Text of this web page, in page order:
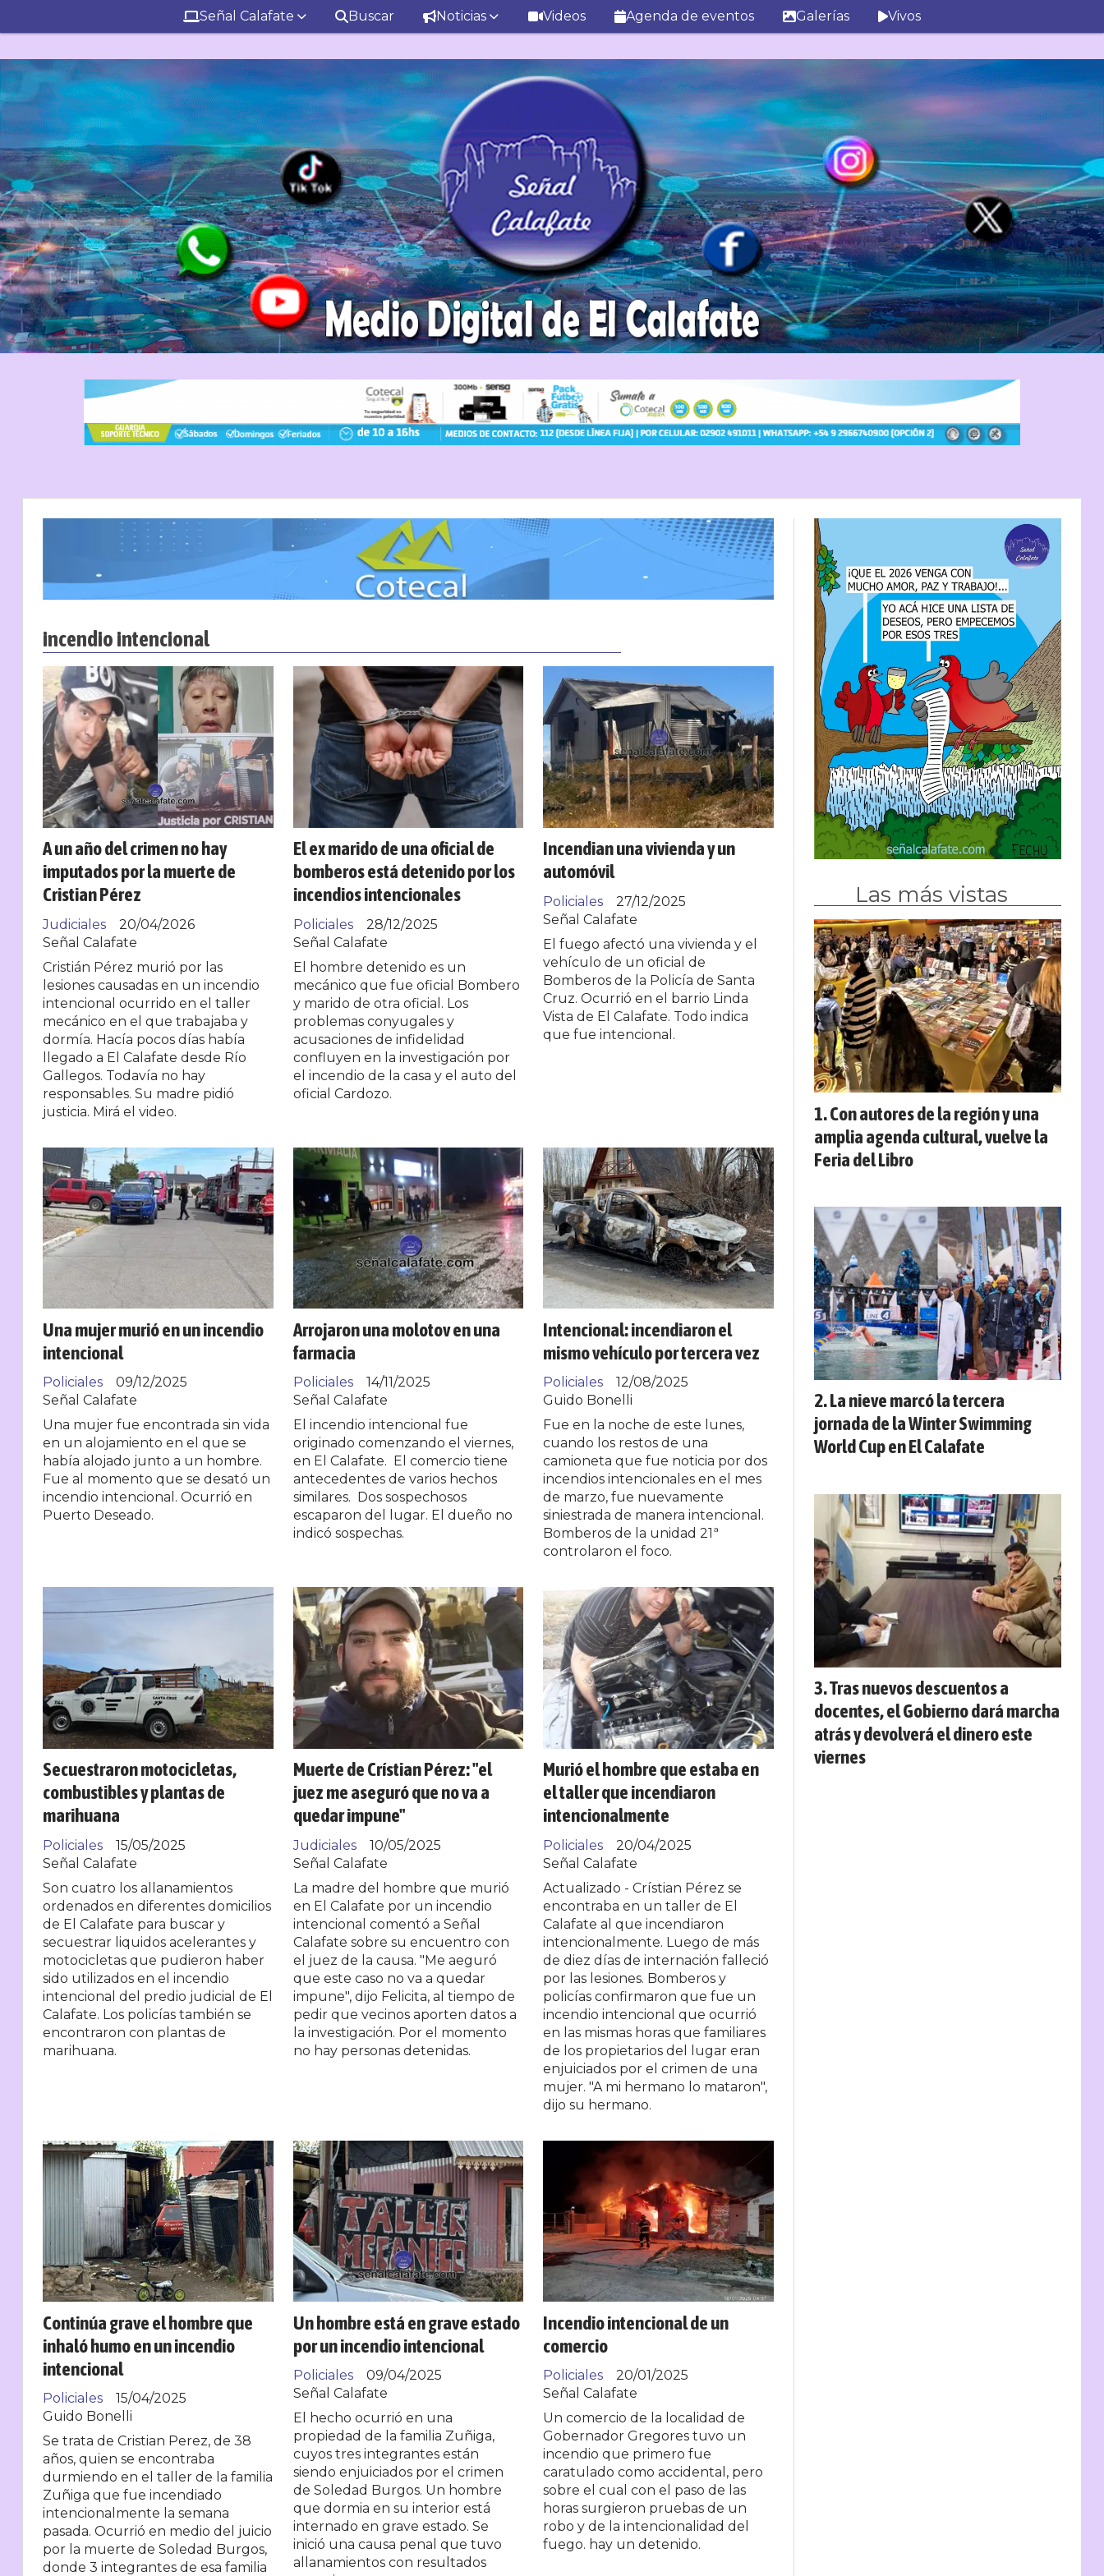
Señal Calafate Buscar Noticias Videos Agenda de eventos Galerías Vivos
incendio intencional
A un año del crimen no hay
imputados por la muerte de
Cristian Pérez
Señal Calafate
Judiciales 20/04/2026
Cristián Pérez murió por las
lesiones causadas en un incendio
intencional ocurrido en el taller
mecánico en el que trabajaba y
dormía. Hacía pocos días había
llegado a El Calafate desde Río
Gallegos. Todavía no hay
responsables. Su madre pidió
justicia. Mirá el video.
El ex marido de una oficial de
bomberos está detenido por los
incendios intencionales
Señal Calafate
Policiales 28/12/2025
El hombre detenido es un
mecánico que fue oficial Bombero
y marido de otra oficial. Los
problemas conyugales y
acusaciones de infidelidad
confluyen en la investigación por
el incendio de la casa y el auto del
oficial Cardozo.
Incendian una vivienda y un
automóvil
Señal Calafate
Policiales 27/12/2025
El fuego afectó una vivienda y el
vehículo de un oficial de
Bomberos de la Policía de Santa
Cruz. Ocurrió en el barrio Linda
Vista de El Calafate. Todo indica
que fue intencional.
Una mujer murió en un incendio
intencional
Señal Calafate
Policiales 09/12/2025
Una mujer fue encontrada sin vida
en un alojamiento en el que se
había alojado junto a un hombre.
Fue al momento que se desató un
incendio intencional. Ocurrió en
Puerto Deseado.
Arrojaron una molotov en una
farmacia
Señal Calafate
Policiales 14/11/2025
El incendio intencional fue
originado comenzando el viernes,
en El Calafate. El comercio tiene
antecedentes de varios hechos
similares. Dos sospechosos
escaparon del lugar. El dueño no
indicó sospechas.
Intencional: incendiaron el
mismo vehículo por tercera vez
Guido Bonelli
Policiales 12/08/2025
Fue en la noche de este lunes,
cuando los restos de una
camioneta que fue noticia por dos
incendios intencionales en el mes
de marzo, fue nuevamente
siniestrada de manera intencional.
Bomberos de la unidad 21ª
controlaron el foco.
Secuestraron motocicletas,
combustibles y plantas de
marihuana
Señal Calafate
Policiales 15/05/2025
Son cuatro los allanamientos
ordenados en diferentes domicilios
de El Calafate para buscar y
secuestrar liquidos acelerantes y
motocicletas que pudieron haber
sido utilizados en el incendio
intencional del predio judicial de El
Calafate. Los policías también se
encontraron con plantas de
marihuana.
Muerte de Crístian Pérez: "el
juez me aseguró que no va a
quedar impune"
Señal Calafate
Judiciales 10/05/2025
La madre del hombre que murió
en El Calafate por un incendio
intencional comentó a Señal
Calafate sobre su encuentro con
el juez de la causa. "Me aeguró
que este caso no va a quedar
impune", dijo Felicita, al tiempo de
pedir que vecinos aporten datos a
la investigación. Por el momento
no hay personas detenidas.
Murió el hombre que estaba en
el taller que incendiaron
intencionalmente
Señal Calafate
Policiales 20/04/2025
Actualizado - Crístian Pérez se
encontraba en un taller de El
Calafate al que incendiaron
intencionalmente. Luego de más
de diez días de internación falleció
por las lesiones. Bomberos y
policías confirmaron que fue un
incendio intencional que ocurrió
en las mismas horas que familiares
de los propietarios del lugar eran
enjuiciados por el crimen de una
mujer. "A mi hermano lo mataron",
dijo su hermano.
Continúa grave el hombre que
inhaló humo en un incendio
intencional
Guido Bonelli
Policiales 15/04/2025
Se trata de Cristian Perez, de 38
años, quien se encontraba
durmiendo en el taller de la familia
Zuñiga que fue incendiado
intencionalmente la semana
pasada. Ocurrió en medio del juicio
por la muerte de Soledad Burgos,
donde 3 integrantes de esa familia
Un hombre está en grave estado
por un incendio intencional
Señal Calafate
Policiales 09/04/2025
El hecho ocurrió en una
propiedad de la familia Zuñiga,
cuyos tres integrantes están
siendo enjuiciados por el crimen
de Soledad Burgos. Un hombre
que dormia en su interior está
internado en grave estado. Se
inició una causa penal que tuvo
allanamientos con resultados
Incendio intencional de un
comercio
Señal Calafate
Policiales 20/01/2025
Un comercio de la localidad de
Gobernador Gregores tuvo un
incendio que primero fue
caratulado como accidental, pero
sobre el cual con el paso de las
horas surgieron pruebas de un
robo y de la intencionalidad del
fuego. hay un detenido.
Las más vistas
Con autores de la región y una
amplia agenda cultural, vuelve la
Feria del Libro
La nieve marcó la tercera
jornada de la Winter Swimming
World Cup en El Calafate
Tras nuevos descuentos a
docentes, el Gobierno dará marcha
atrás y devolverá el dinero este
viernes